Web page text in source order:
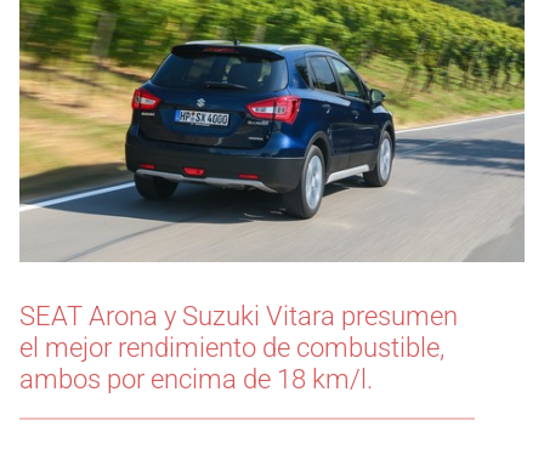
SEAT Arona y Suzuki Vitara presumen
el mejor rendimiento de combustible,
ambos por encima de 18 km/l.